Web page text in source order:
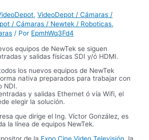
,VideoDepot / Cámaras /
/ Cámaras / Newtek / Roboticas,
/ Por EpmhWq3Fd4
equipos de NewTek se siguen
y salidas físicas SDI y/ó HDMI.
los nuevos equipos de NewTek
nativa preparados para trabajar con
NDI.
y salidas Ethernet ó vía Wifi, el
elegir la solución.
que dirige el Ing. Víctor González, es
la línea de equipos NewTek.
de la Expo Cine Video Televisión, la